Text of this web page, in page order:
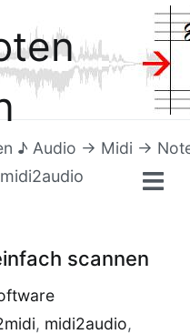
♪ Audio → Midi →
midi2audio
scannen
, midi2audio,